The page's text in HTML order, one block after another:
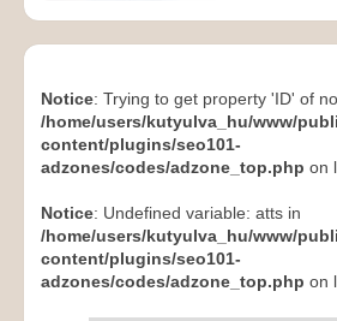
Notice: Trying to get property 'ID' of
/home/users/kutyulva_hu/www/
content/plugins/seo101-
adzones/codes/adzone_top.php on
Notice: Undefined variable: atts in
/home/users/kutyulva_hu/www/
content/plugins/seo101-
adzones/codes/adzone_top.php on